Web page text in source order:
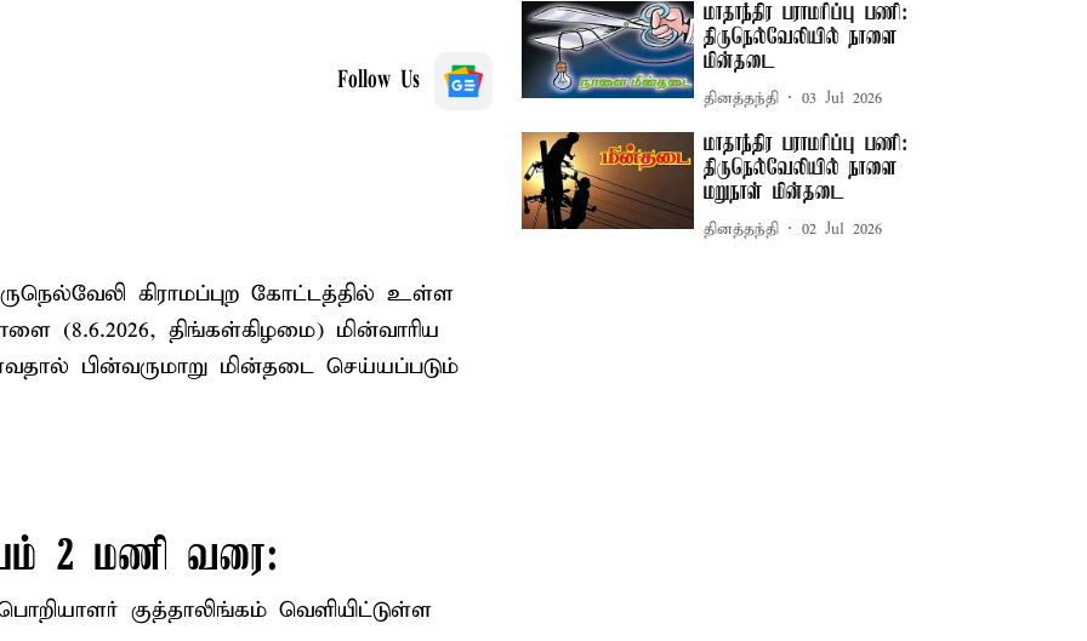
Follow Us
கிராமப்புற கோட்டத்தில் உள்ள
(8.6.2026, திங்கள்கிழமை) மின்வாரிய
பின்வருமாறு மின்தடை செய்யப்படும்
2 மணி வரை:
குத்தாலிங்கம் வெளியிட்டுள்ள
மாதாந்திர பராமரிப்பு பணி:
திருநெல்வேலியில் நாளை
மின்தடை
தினத்தந்தி 03 Jul 2026
மாதாந்திர பராமரிப்பு பணி:
திருநெல்வேலியில் நாளை
மறுநாள் மின்தடை
தினத்தந்தி 02 Jul 2026